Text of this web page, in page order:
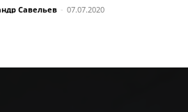
Савельев - 07.07.2020